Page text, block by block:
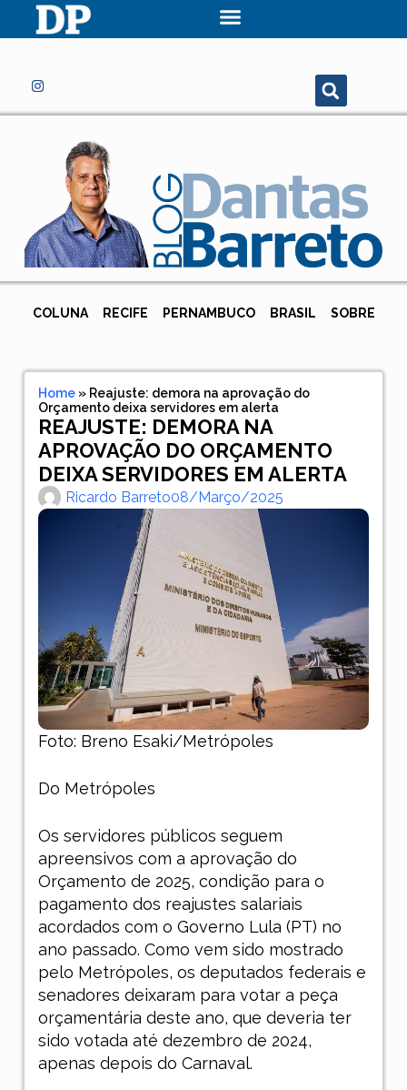
COLUNA RECIFE PERNAMBUCO BRASIL SOBRE
Home» Reajuste: demora na aprovação do
Orçamento deixa servidores em alerta
REAJUSTE: DEMORA NA
APROVAÇÃO DO ORÇAMENTO
DEIXA SERVIDORES EM ALERTA
Ricardo Barreto08/março/2025
Foto: Breno Esaki/Metrópoles
Do Metrópoles
Os servidores públicos seguem
apreensivos com a aprovação do
Orçamento de 2025, condição para o
pagamento dos reajustes salariais
acordados com o Governo Lula (PT) no
ano passado. Como vem sido mostrado
pelo Metrópoles, os deputados federais e
senadores deixaram para votar a peça
orçamentária deste ano, que deveria ter
sido votada até dezembro de 2024,
apenas depois do Carnaval.